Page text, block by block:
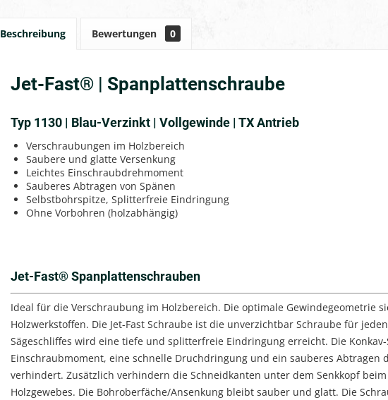
Beschreibung Bewertungen 0
Jet-Fast® | Spanplattenschraube
Typ 1130 | Blau-Verzinkt | Vollgewinde | TX Antrieb
Verschraubungen im Holzbereich
Saubere und glatte Versenkung
Leichtes Einschraubdrehmoment
Sauberes Abtragen von Spänen
Selbstbohrspitze, Splitterfreie Eindringung
Ohne Vorbohren (holzabhängig)
Jet-Fast® Spanplattenschrauben
Ideal für die Verschraubung im Holzbereich. Die optimale Gewindegeometrie
Holzwerkstoffen. Die Jet-Fast Schraube ist die unverzichtbar Schraube für
Sägeschliffes wird eine tiefe und splitterfreie Eindringung erreicht. Die
Einschraubmoment, eine schnelle Druchdringung und ein sauberes Abtragen
verhindert. Zusätzlich verhindern die Schneidkanten unter dem Senkkopf
Holzgewebes. Die Bohroberfäche/Ansenkung bleibt sauber und glatt. Die